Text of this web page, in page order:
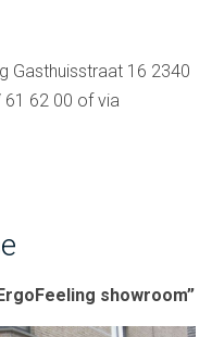
Gasthuisstraat 16 2340
62 00 of via
showroom”